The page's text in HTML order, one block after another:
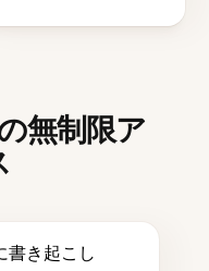
無制限ア
書き起こし